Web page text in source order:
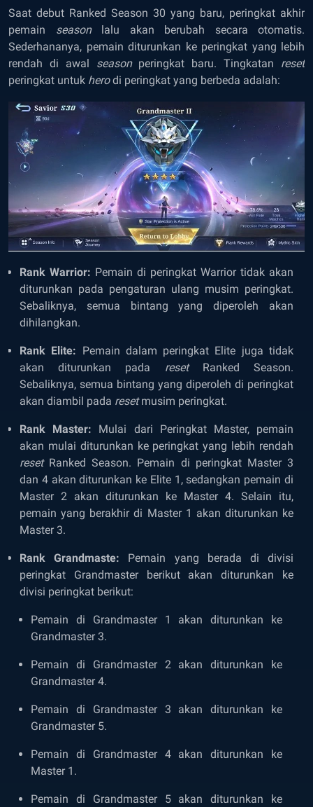
Saat debut Ranked Season 30 yang baru, peringkat akhir
pemain seasonlalu akan berubah secara otomatis.
Sederhananya, pemain diturunkan ke peringkat yang lebih
rendah di awal seasonperingkat baru. Tingkatan reset
peringkat untuk herodi peringkat yang berbeda adalah:
Rank Warrior: Pemain di peringkat Warrior tidak akan
diturunkan pada pengaturan ulang musim peringkat.
Sebaliknya, semua bintang yang diperoleh akan
dihilangkan.
Rank Elite: Pemain dalam peringkat Elite juga tidak
akan diturunkan pada reset Ranked Season.
Sebaliknya, semua bintang yang diperoleh di peringkat
akan diambil pada resetmusim peringkat.
Rank Master: Mulai dari Peringkat Master, pemain
akan mulai diturunkan ke peringkat yang lebih rendah
resetRanked Season. Pemain di peringkat Master 3
dan 4 akan diturunkan ke Elite 1, sedangkan pemain di
Master 2 akan diturunkan ke Master 4. Selain itu,
pemain yang berakhir di Master 1 akan diturunkan ke
Master 3.
Rank Grandmaste: Pemain yang berada di divisi
peringkat Grandmaster berikut akan diturunkan ke
divisi peringkat berikut:
Pemain di Grandmaster 1 akan diturunkan ke
Grandmaster 3.
Pemain di Grandmaster 2 akan diturunkan ke
Grandmaster 4.
Pemain di Grandmaster 3 akan diturunkan ke
Grandmaster 5.
Pemain di Grandmaster 4 akan diturunkan ke
Master 1.
Pemain di Grandmaster 5 akan diturunkan ke